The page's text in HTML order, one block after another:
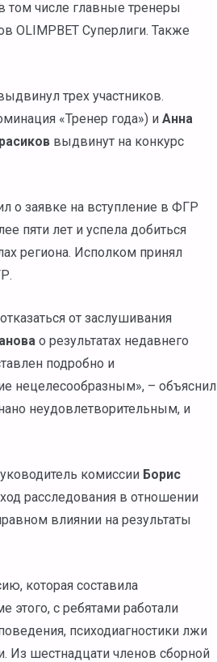
том числе главные тренеры
OLIMPBET Суперлиги. Также
трех участников.
«Тренер года») и Анна
выдвинут на конкурс
о заявке на вступление в ФГР
пяти лет и успела добиться
региона. Исполком принял
от заслушивания
о результатах недавнего
подробно и
нецелесообразным», – объяснил
неудовлетворительным, и
комиссии Борис
расследования в отношении
влиянии на результаты
которая составила
этого, с ребятами работали
психодиагностики лжи
Из шестнадцати членов сборной